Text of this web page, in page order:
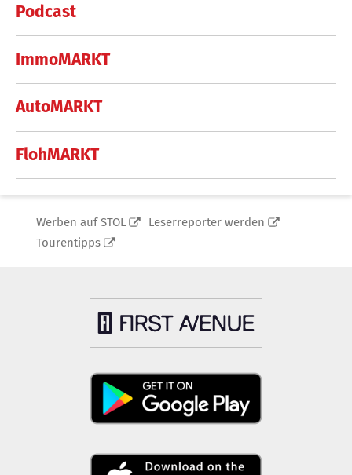
Podcast
ImmoMARKT
AutoMARKT
FlohMARKT
Werben auf STOL
Leserreporter werden
Tourentipps